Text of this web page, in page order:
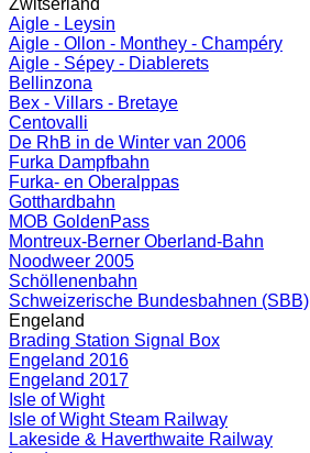
Zwitserland
Aigle - Leysin
Aigle - Ollon - Monthey - Champéry
Aigle - Sépey - Diablerets
Bellinzona
Bex - Villars - Bretaye
Centovalli
De RhB in de Winter van 2006
Furka Dampfbahn
Furka- en Oberalppas
Gotthardbahn
MOB GoldenPass
Montreux-Berner Oberland-Bahn
Noodweer 2005
Schöllenenbahn
Schweizerische Bundesbahnen (SBB)
Engeland
Brading Station Signal Box
Engeland 2016
Engeland 2017
Isle of Wight
Isle of Wight Steam Railway
Lakeside & Haverthwaite Railway